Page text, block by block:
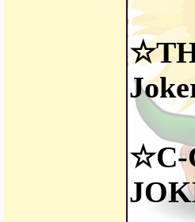
☆C-